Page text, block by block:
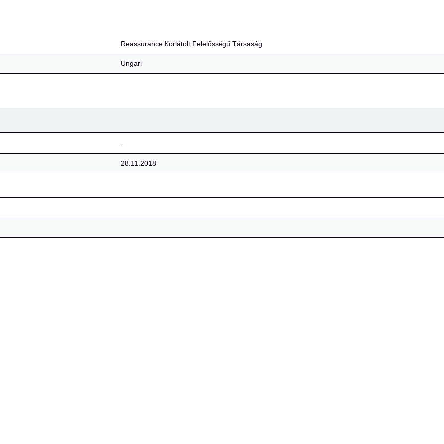
Reassurance Korlátolt Felelősségű Társaság
Ungari
-
28.11.2018